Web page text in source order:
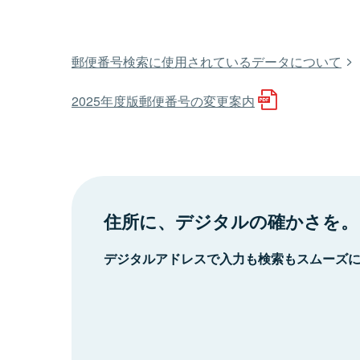
郵便番号検索に使用されているデータについて
2025年度版郵便番号の変更案内
住所に、デジタルの確かさを。
デジタルアドレスで入力も検索もスムーズ